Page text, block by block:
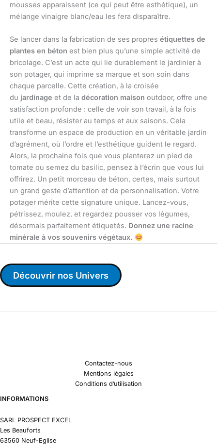
mousses apparaissent (ce qui peut être esthétique), un
mélange vinaigre blanc/eau les fera disparaître.
Se lancer dans la fabrication de ses propres étiquettes de
plantes en béton est bien plus qu’une simple activité de
bricolage. C’est un acte qui lie durablement le jardinier à
son potager, qui imprime sa marque et son soin dans
chaque parcelle. Cette création, à la croisée
du jardinage et de la décoration maison outdoor, offre une
satisfaction profonde : celle de voir son travail, à la fois
utile et beau, résister au temps et aux saisons. Cela
transforme un espace de production en un véritable jardin
d’agrément, où l’ordre et l’esthétique guident le regard.
Alors, la prochaine fois que vous planterez un pied de
tomate ou semez du basilic, pensez à l’écrin que vous lui
offrirez. Un petit morceau de béton, certes, mais surtout
un grand geste d’attention et de personnalisation. Votre
potager mérite cette signature unique. Lancez-vous,
pétrissez, moulez, et regardez pousser vos légumes,
désormais parfaitement étiquetés. Donnez une racine
minérale à vos souvenirs végétaux.
Découvrir nos Univers
Contactez-nous
Mentions légales
Conditions d’utilisation
INFORMATIONS
SARL PROSPECT EXCEL
Les Beauforts
63560 Neuf-Eglise